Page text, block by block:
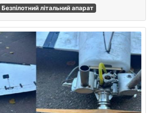
Безпілотний літальний апарат